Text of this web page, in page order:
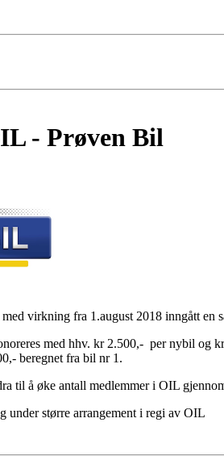
- Prøven Bil
virkning fra 1.august 2018 inngått en
med hhv. kr 2.500,- per nybil og
beregnet fra bil nr 1.
til å øke antall medlemmer i OIL
under større arrangement i regi av OIL